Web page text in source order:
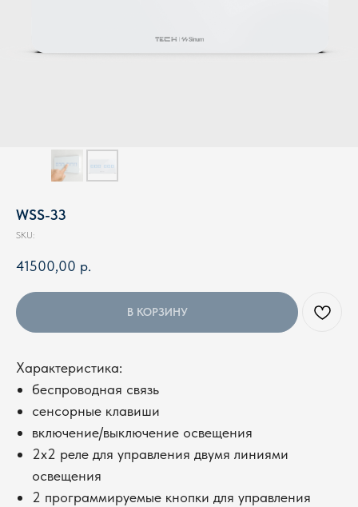
WSS-33
SKU:
41500,00 р.
В КОРЗИНУ
Характеристика:
беспроводная связь
сенсорные клавиши
включение/выключение освещения
2х2 реле для управления двумя линиями
освещения
2 программируемые кнопки для управления